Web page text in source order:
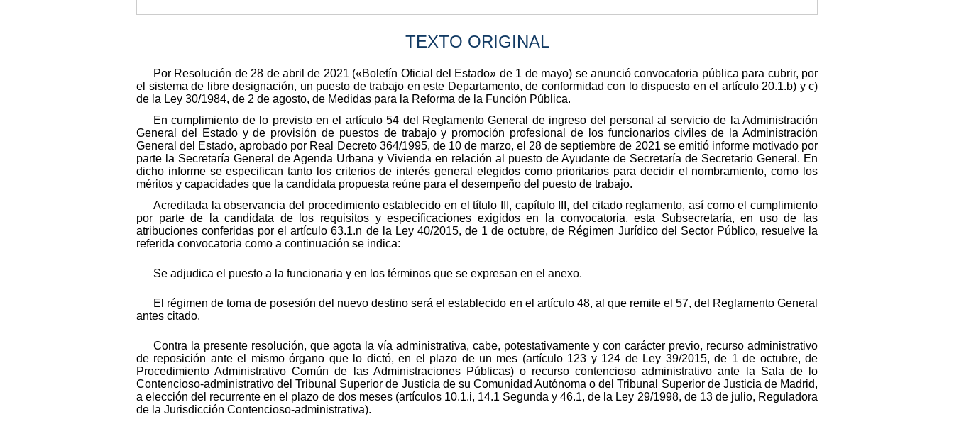
TEXTO ORIGINAL
Por Resolución de 28 de abril de 2021 («Boletín Oficial del Estado» de 1 de mayo) se anunció convocatoria pública para cubrir, por
el sistema de libre designación, un puesto de trabajo en este Departamento, de conformidad con lo dispuesto en el artículo 20.1.b) y c)
de la Ley 30/1984, de 2 de agosto, de Medidas para la Reforma de la Función Pública.
En cumplimiento de lo previsto en el artículo 54 del Reglamento General de ingreso del personal al servicio de la Administración
General del Estado y de provisión de puestos de trabajo y promoción profesional de los funcionarios civiles de la Administración
General del Estado, aprobado por Real Decreto 364/1995, de 10 de marzo, el 28 de septiembre de 2021 se emitió informe motivado por
parte la Secretaría General de Agenda Urbana y Vivienda en relación al puesto de Ayudante de Secretaría de Secretario General. En
dicho informe se especifican tanto los criterios de interés general elegidos como prioritarios para decidir el nombramiento, como los
méritos y capacidades que la candidata propuesta reúne para el desempeño del puesto de trabajo.
Acreditada la observancia del procedimiento establecido en el título III, capítulo III, del citado reglamento, así como el cumplimiento
por parte de la candidata de los requisitos y especificaciones exigidos en la convocatoria, esta Subsecretaría, en uso de las
atribuciones conferidas por el artículo 63.1.n de la Ley 40/2015, de 1 de octubre, de Régimen Jurídico del Sector Público, resuelve la
referida convocatoria como a continuación se indica:
Se adjudica el puesto a la funcionaria y en los términos que se expresan en el anexo.
El régimen de toma de posesión del nuevo destino será el establecido en el artículo 48, al que remite el 57, del Reglamento General
antes citado.
Contra la presente resolución, que agota la vía administrativa, cabe, potestativamente y con carácter previo, recurso administrativo
de reposición ante el mismo órgano que lo dictó, en el plazo de un mes (artículo 123 y 124 de Ley 39/2015, de 1 de octubre, de
Procedimiento Administrativo Común de las Administraciones Públicas) o recurso contencioso administrativo ante la Sala de lo
Contencioso-administrativo del Tribunal Superior de Justicia de su Comunidad Autónoma o del Tribunal Superior de Justicia de Madrid,
a elección del recurrente en el plazo de dos meses (artículos 10.1.i, 14.1 Segunda y 46.1, de la Ley 29/1998, de 13 de julio, Reguladora
de la Jurisdicción Contencioso-administrativa).